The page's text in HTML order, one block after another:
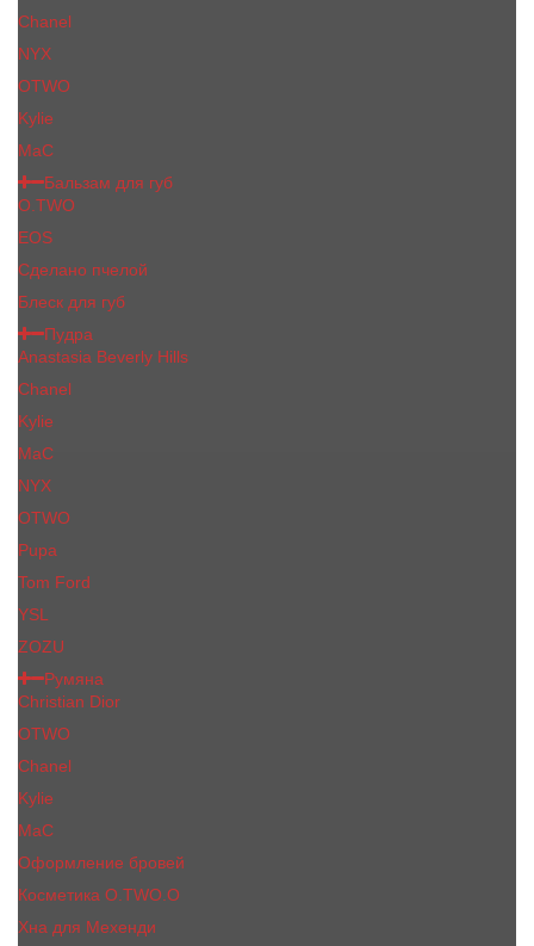
Chanel
NYX
OTWO
Kylie
МаС
Бальзам для губ
O.TWO
EOS
Сделано пчелой
Блеск для губ
Пудра
Anastasia Beverly Hills
Chanel
Kylie
MaC
NYX
OTWO
Pupa
Tom Ford
YSL
ZOZU
Румяна
Christian Dior
OTWO
Сhanеl
Kylie
MaC
Оформление бровей
Косметика O.TWO.O
Хна для Мехенди